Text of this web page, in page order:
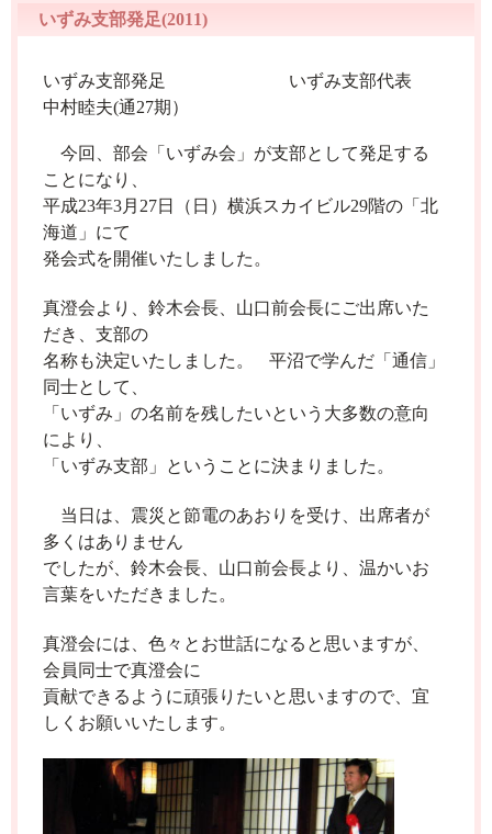
いずみ支部発足(2011)
いずみ支部発足
いずみ支部代表
中村睦夫(通27期）
今回、部会「いずみ会」が支部として発足する
ことになり
平成23年3月27日（日）横浜スカイビル29階の「北
海道」にて
発会式を開催いたしました。
真澄会より、鈴木会長、山口前会長にご出席いた
だき、支部の
名称も決定いたしました。
平沼で学んだ「通信」
同士として、
「いずみ」の名前を残したいという大多数の意向
により、
「いずみ支部」ということに決まりました。
当日は、震災と節電のあおりを受け、出席者が
多くはありません
でしたが、 鈴木会長、山口前会長より、温かいお
言葉をいただきました。
真澄会には、色々とお世話になると思いますが、
会員同士で真澄会に
貢献できるように頑張りたいと思いますので、宜
しくお願いいたします。